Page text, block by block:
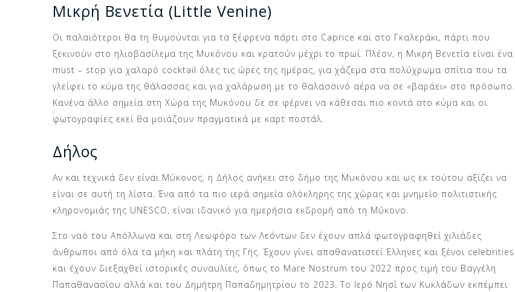
Μικρή Βενετία (Little Venine)
Οι παλαιότεροι θα τη θυμούνται για τα ξέφρενα πάρτι στο Caprice και στο Γκαλεράκι, πάρτι που
ξεκινούν στο ηλιοβασίλεμα της Μυκόνου και κρατούν μέχρι το πρωί. Πλέον, η Μικρή Βενετία είναι ένα
must – stop για χαλαρό cocktail όλες τις ώρες της ημέρας, για χάζεμα στα πολύχρωμα σπίτια που τα
γλείφει το κύμα της θάλασσας και για χαλάρωση με το θαλασσινό αέρα να σε «βαράει» στο πρόσωπο.
Κανένα άλλο σημεία στη Χώρα της Μυκόνου δε σε φέρνει να κάθεσαι πιο κοντά στο κύμα και οι
φωτογραφίες εκεί θα μοιάζουν πραγματικά με καρτ ποστάλ.
Δήλος
Αν και τεχνικά δεν είναι Μύκονος, η Δήλος ανήκει στο δήμο της Μυκόνου και ως εκ τούτου αξίζει να
είναι σε αυτή τη λίστα. Ένα από τα πιο ιερά σημεία ολόκληρης της χώρας και μνημείο πολιτιστικής
κληρονομιάς της UNESCO, είναι ιδανικό για ημερήσια εκδρομή από τη Μύκονο.
Στο ναό του Απόλλωνα και στη Λεωφόρο των Λεόντων δεν έχουν απλά φωτογραφηθεί χιλιάδες
άνθρωποι από όλα τα μήκη και πλάτη της Γης. Έχουν γίνει απαθανατιστεί Έλληνες και ξένοι celebrities
και έχουν διεξαχθεί ιστορικές συναυλίες, όπως το Mare Nostrum του 2022 προς τιμή του Βαγγέλη
Παπαθανασίου αλλά και του Δημήτρη Παπαδημητρίου το 2023. Το Ιερό Νησί των Κυκλάδων εκπέμπει